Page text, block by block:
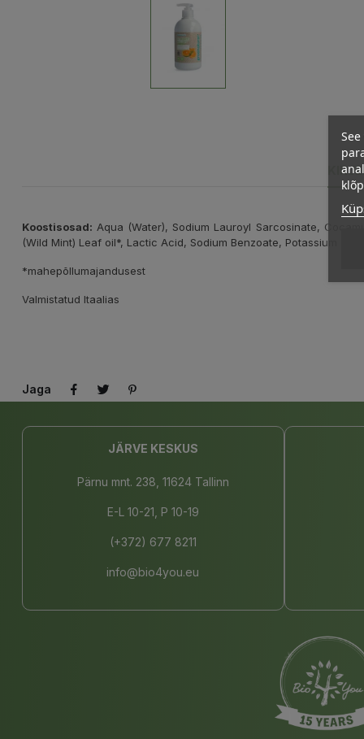
Koostisosad: Aqua (Water), Sodium Lauroyl Sarcosinate,
(Wild Mint) Leaf oil*, Lactic Acid, Sodium Benzoate, Potassium
*mahepõllumajandusest
Valmistatud Itaalias
Jaga
JÄRVE KESKUS
Pärnu mnt. 238, 11624 Tallinn
E-L 10-21, P 10-19
(+372) 677 8211
info@bio4you.eu